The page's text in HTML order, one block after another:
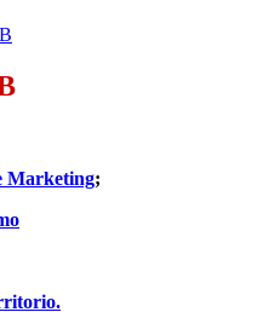
Marketing;